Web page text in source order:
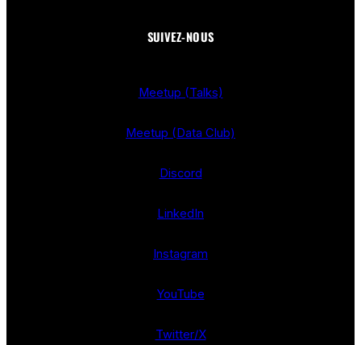
SUIVEZ-NOUS
Meetup (Talks)
Meetup (Data Club)
Discord
LinkedIn
Instagram
YouTube
Twitter/X